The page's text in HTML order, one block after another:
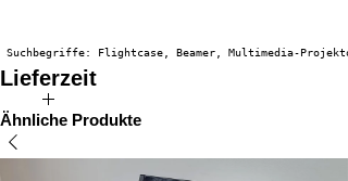
Suchbegriffe: Flightcase, Beamer, Multimedia-
Lieferzeit
Die voraussichtliche Lieferzeit für dieses Produkt beträgt 3 bis 5
Wochen.
Ähnliche Produkte